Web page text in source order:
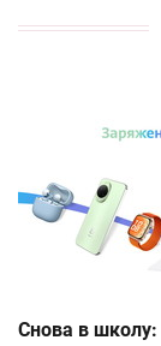
Снова в школу: